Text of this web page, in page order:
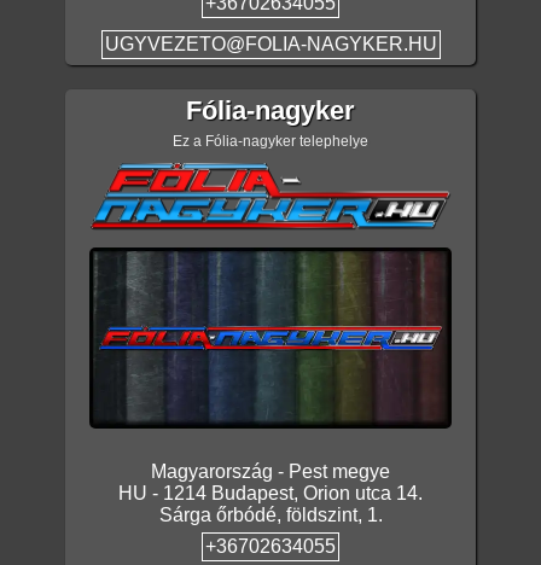
UGYVEZETO@FOLIA-NAGYKER.HU
Fólia-nagyker
Ez a Fólia-nagyker telephelye
Magyarország - Pest megye
HU - 1214 Budapest, Orion utca 14.
Sárga őrbódé, földszint, 1.
+36702634055